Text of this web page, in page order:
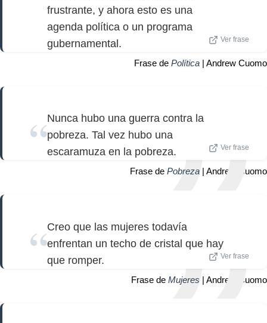
frustrante, y ahora esto es una
agenda política o un programa
gubernamental.
Ver frase
Frase de Política | Andrew Cuomo
Nunca hubo una guerra contra la
pobreza. Tal vez hubo una
escaramuza en la pobreza.
Ver frase
Frase de Pobreza | Andrew Cuomo
Creo que las mujeres todavía
enfrentan un techo de cristal que hay
que romper.
Ver frase
Frase de Mujeres | Andrew Cuomo